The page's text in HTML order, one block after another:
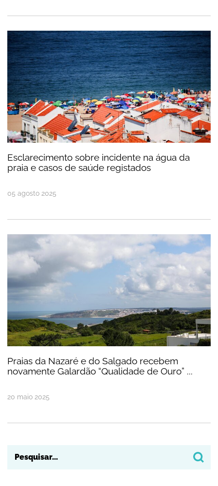
Esclarecimento sobre incidente na água da praia
Esclarecimento sobre incidente na água da
praia e casos de saúde registados
05 agosto 2025
Praias da Nazaré e do Salgado recebem
Praias da Nazaré e do Salgado recebem
novamente Galardão “Qualidade de Ouro” ...
20 maio 2025